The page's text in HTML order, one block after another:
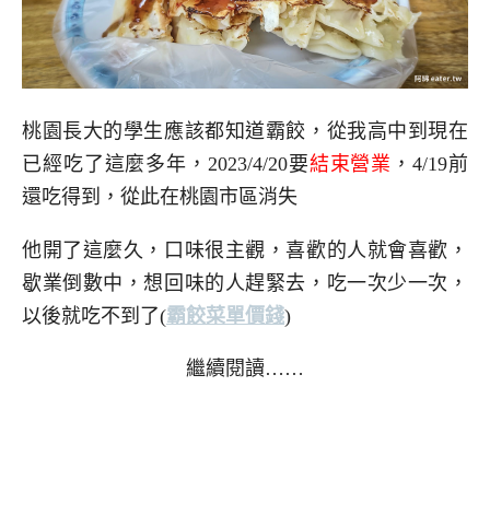
桃園長大的學生應該都知道霸餃，從我高中到現在
已經吃了這麼多年，2023/4/20要結束營業 ，4/19前
還吃得到，從此在桃園市區消失
他開了這麼久，口味很主觀，喜歡的人就會喜歡，
歇業倒數中，想回味的人趕緊去，吃一次少一次，
以後就吃不到了(霸餃菜單價錢)
繼續閱讀……